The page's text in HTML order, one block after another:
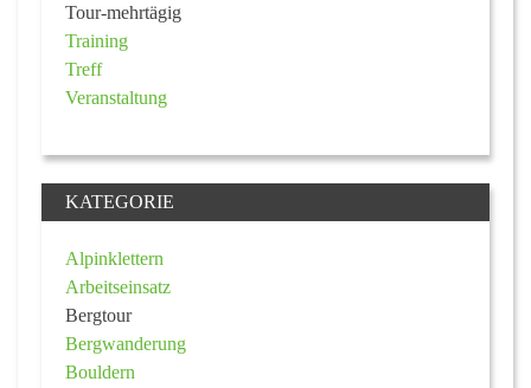
Tour-mehrtägig
Training
Treff
Veranstaltung
KATEGORIE
Alpinklettern
Arbeitseinsatz
Bergtour
Bergwanderung
Bouldern